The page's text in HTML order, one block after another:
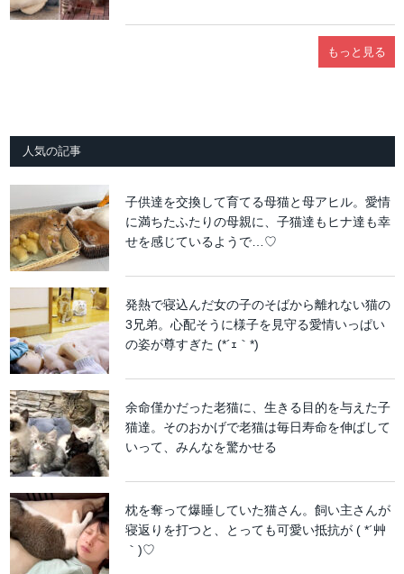
もっと見る
人気の記事
子供達を交換して育てる母猫と母アヒル。愛情
に満ちたふたりの母親に、子猫達もヒナ達も幸
せを感じているようで…♡
発熱で寝込んだ女の子のそばから離れない猫の
3兄弟。心配そうに様子を見守る愛情いっぱい
の姿が尊すぎた (*´ｪ｀*)
余命僅かだった老猫に、生きる目的を与えた子
猫達。そのおかげで老猫は毎日寿命を伸ばして
いって、みんなを驚かせる
枕を奪って爆睡していた猫さん。飼い主さんが
寝返りを打つと、とっても可愛い抵抗が ( *´艸
｀)♡